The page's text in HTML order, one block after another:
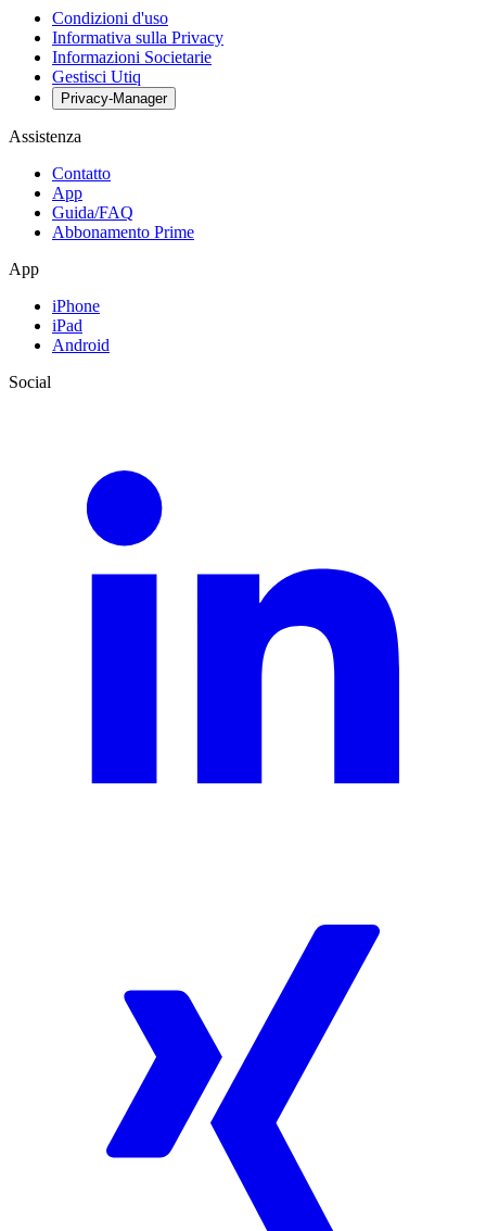
Condizioni d'uso
Informativa sulla Privacy
Informazioni Societarie
Gestisci Utiq
Privacy-Manager
Assistenza
Contatto
App
Guida/FAQ
Abbonamento Prime
App
iPhone
iPad
Android
Social